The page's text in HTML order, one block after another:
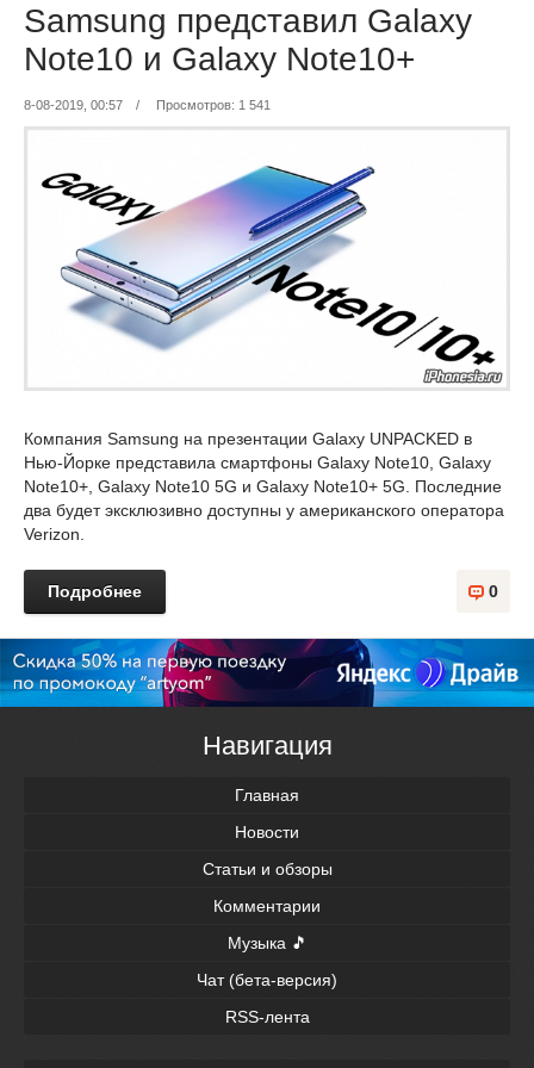
Samsung представил Galaxy
Note10 и Galaxy Note10+
8-08-2019, 00:57 / Просмотров: 1 541
Компания Samsung на презентации Galaxy UNPACKED в
Нью-Йорке представила смартфоны Galaxy Note10, Galaxy
Note10+, Galaxy Note10 5G и Galaxy Note10+ 5G. Последние
два будет эксклюзивно доступны у американского оператора
Verizon.
Подробнее 0
Навигация
Главная
Новости
Статьи и обзоры
Комментарии
Музыка 🎵
Чат (бета-версия)
RSS-лента